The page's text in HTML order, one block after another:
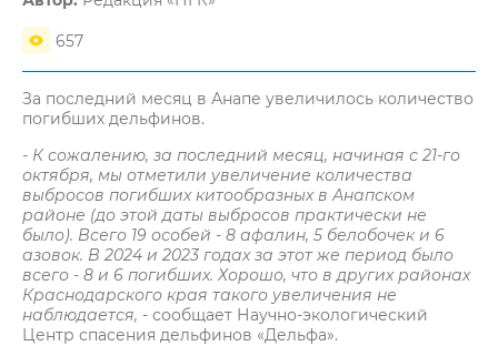
657
За последний месяц в Анапе увеличилось количество
погибших дельфинов.
- К сожалению, за последний месяц, начиная с 21-го
октября, мы отметили увеличение количества
выбросов погибших китообразных в Анапском
районе (до этой даты выбросов практически не
было). Всего 19 особей - 8 афалин, 5 белобочек и 6
азовок. В 2024 и 2023 годах за этот же период было
всего - 8 и 6 погибших. Хорошо, что в других районах
Краснодарского края такого увеличения не
наблюдается, - сообщает Научно-экологический
Центр спасения дельфинов «Дельфа».